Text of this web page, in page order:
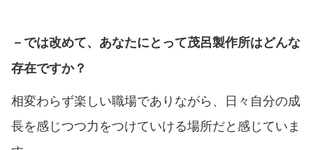
－では改めて、あなたにとって茂呂製作所はどんな
存在ですか？
相変わらず楽しい職場でありながら、日々自分の成
長を感じつつ力をつけていける場所だと感じていま